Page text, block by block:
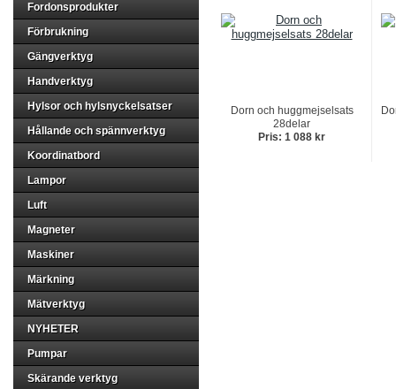
Fordonsprodukter
Förbrukning
Gängverktyg
Handverktyg
Hylsor och hylsnyckelsatser
Hållande och spännverktyg
Koordinatbord
Lampor
Luft
Magneter
Maskiner
Märkning
Mätverktyg
NYHETER
Pumpar
Skärande verktyg
Dorn och huggmejselsats
28delar
Pris: 1 088 kr